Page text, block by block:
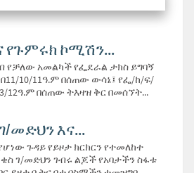
የጉምሩክ ኮሚሽን...
የቻለው አመልካች የፌደራል ታክስ ይግባኝ
10/11ዓ.ም በሰጠው ውሳኔ፤ የፌ/ከ/ፍ/
3/12ዓ.ም በሰጠው ትእዛዝ ቅር በመሰኘት...
መድህን እና...
ጉዳይ የይዞታ ክርክርን የተመለከተ
ገ/መድህን ገብሩ ልጆች የአባታችን ስፋቱ